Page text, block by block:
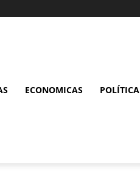
ECONOMICAS POLÍTICA